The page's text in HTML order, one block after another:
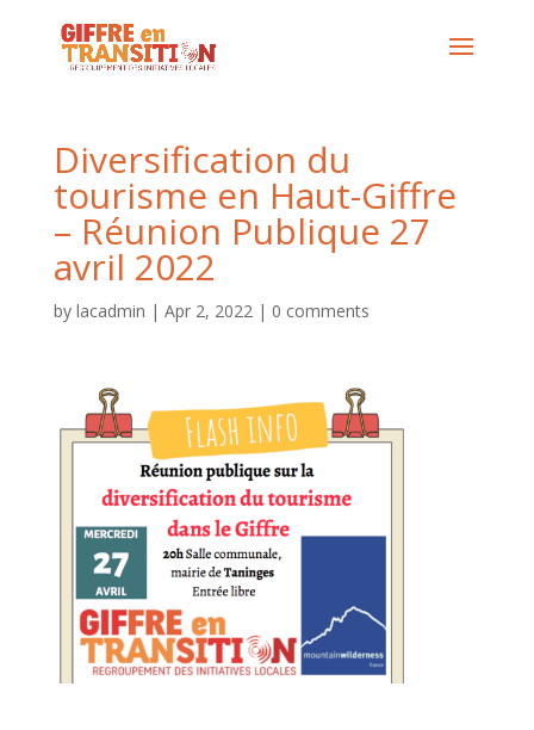
Diversification du
tourisme en Haut-Giffre
– Réunion Publique 27
avril 2022
by lacadmin | Apr 2, 2022| 0 comments